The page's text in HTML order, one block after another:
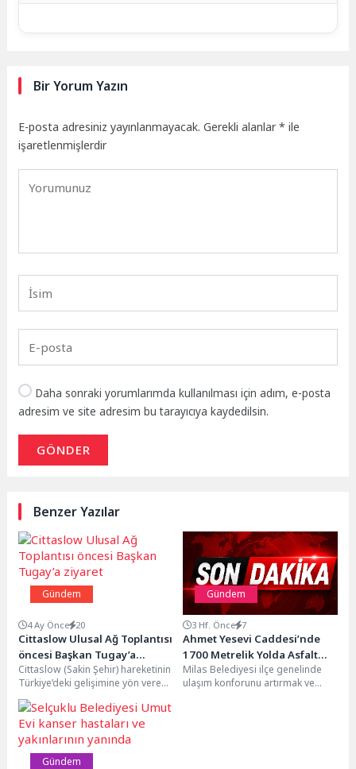
Bir Yorum Yazın
E-posta adresiniz yayınlanmayacak. Gerekli alanlar* ile
işaretlenmişlerdir
Daha sonraki yorumlarımda kullanılması için adım, e-posta
adresim ve site adresim bu tarayıcıya kaydedilsin.
GÖNDER
Benzer Yazılar
Gündem
4 Ay Önce 20
Cittaslow Ulusal Ağ Toplantısı
öncesi Başkan Tugay’a
ziyaret
Cittaslow (Sakin Şehir) hareketinin
Türkiye’deki gelişimine yön veren
önemli buluşmalardan biri
öncesinde, yerel yönetimler
arasında...
Gündem
3 Hf. Önce 7
Ahmet Yesevi Caddesi’nde
1700 Metrelik Yolda Asfalt
Seferberliği Başladı
Milas Belediyesi ilçe genelinde
ulaşım konforunu artırmak ve
Gündem